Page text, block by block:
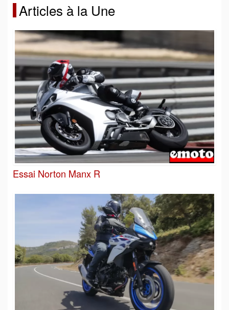
Articles à la Une
Essai Norton Manx R